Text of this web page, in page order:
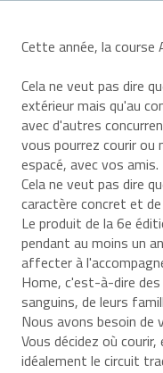
Cette année, la course
Cela ne veut pas dire
extérieur mais qu'au
avec d'autres
vous pourrez courir
espacé, avec vos amis.
Cela ne veut pas dire
caractère concret et
Le produit de la 6e
pendant au moins un
affecter à
Home, c'est-à-dire
sanguins, de leurs
Nous avons besoin de
Vous décidez où
idéalement le circuit